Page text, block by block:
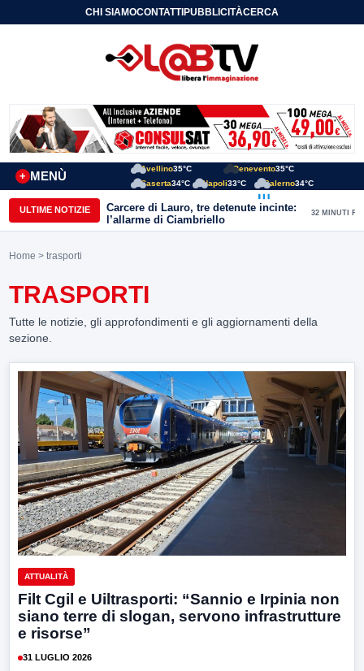
CHI SIAMOCONTATTIPUBBLICITÀCERCA
MENÙ
+
Avellino35°C Benevento35°C
Caserta34°C Napoli33°C Salerno34°C
ULTIME NOTIZIE
Carcere di Lauro, tre detenute incinte:
l’allarme di Ciambriello
32 MINUTI FA
Home > trasporti
TRASPORTI
Tutte le notizie, gli approfondimenti e gli aggiornamenti della
sezione.
ATTUALITÀ
Filt Cgil e Uiltrasporti: “Sannio e Irpinia non
siano terre di slogan, servono infrastrutture
e risorse”
31 LUGLIO 2026